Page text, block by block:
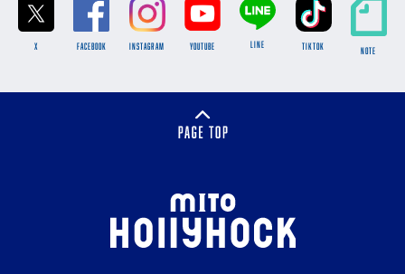
X FACEBOOK INSTAGRAM YOUTUBE LINE TikTok NOTE